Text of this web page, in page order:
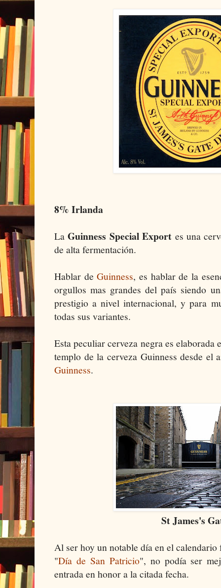
8% Irlanda
LaGuinness Special Export es una
de alta fermentación.
Hablar deGuinness, es hablar de la
orgullos mas grandes del país siendo
prestigio a nivel internacional, y para
todas sus variantes.
Esta peculiar cerveza negra es elaborada
templo de la cerveza Guinness desde
Guinness.
St James's
Al ser hoy un notable día en el
"Día de San Patricio", no podía ser
entrada en honor a la citada fecha.